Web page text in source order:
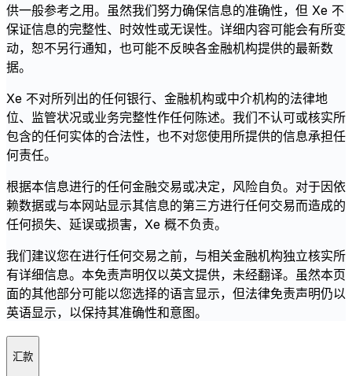
供一般参考之用。虽然我们努力确保信息的准确性，但 Xe 不
保证信息的完整性、时效性或无误性。详细内容可能会有所变
动，恕不另行通知，也可能不反映各金融机构提供的最新数
据。
Xe 不对所列出的任何银行、金融机构或中介机构的法律地
位、监管状况或业务完整性作任何陈述。我们不认可或核实所
包含的任何实体的合法性，也不对您使用所提供的信息承担任
何责任。
根据本信息进行的任何金融交易或决定，风险自负。对于因依
赖数据或与本网站显示其信息的第三方进行任何交易而造成的
任何损失、延误或损害，Xe 概不负责。
我们建议您在进行任何交易之前，与相关金融机构独立核实所
有详细信息。本免责声明仅以英文提供，未经翻译。虽然本页
面的其他部分可能以您选择的语言显示，但法律免责声明仍以
英语显示，以保持其准确性和意图。
汇款